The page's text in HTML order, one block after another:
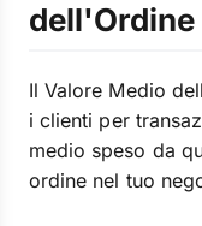
dell'Ordine
Il Valore Medio
i clienti per
medio speso da
ordine nel tuo